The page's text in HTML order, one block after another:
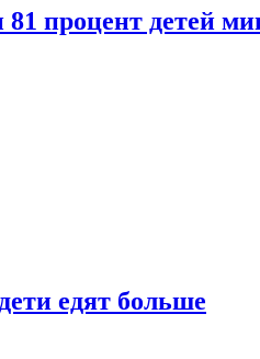
процент детей
едят больше